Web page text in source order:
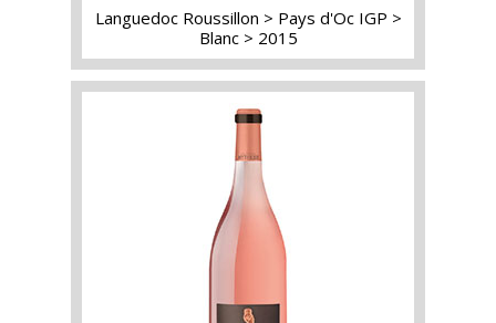
Languedoc Roussillon
Pays d'Oc IGP
Blanc
2015